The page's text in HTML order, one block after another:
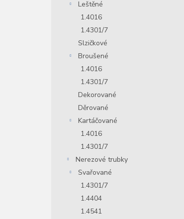
Leštěné
1.4016
1.4301/7
Slzičkové
Broušené
1.4016
1.4301/7
Dekorované
Děrované
Kartáčované
1.4016
1.4301/7
Nerezové trubky
Svařované
1.4301/7
1.4404
1.4541